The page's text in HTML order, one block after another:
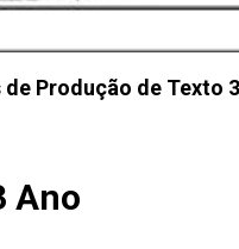
Produção de Texto
Ano